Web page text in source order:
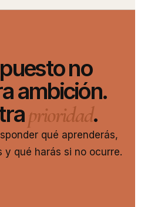
no
ambición.
prioridad.
qué aprenderás,
y qué harás si no ocurre.